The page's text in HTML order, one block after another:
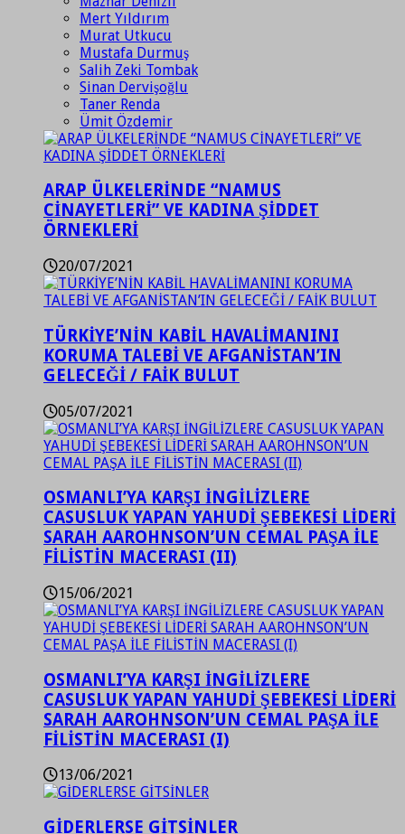
Mert Yıldırım
Murat Utkucu
Mustafa Durmuş
Salih Zeki Tombak
Sinan Dervişoğlu
Taner Renda
Ümit Özdemir
ARAP ÜLKELERİNDE “NAMUS
CİNAYETLERİ” VE KADINA ŞİDDET
ÖRNEKLERİ
20/07/2021
TÜRKİYE’NİN KABİL HAVALİMANINI
KORUMA TALEBİ VE AFGANİSTAN’IN
GELECEĞİ / FAİK BULUT
05/07/2021
OSMANLI’YA KARŞI İNGİLİZLERE
CASUSLUK YAPAN YAHUDİ ŞEBEKESİ LİDERİ
SARAH AAROHNSON’UN CEMAL PAŞA İLE
FİLİSTİN MACERASI (II)
15/06/2021
OSMANLI’YA KARŞI İNGİLİZLERE
CASUSLUK YAPAN YAHUDİ ŞEBEKESİ LİDERİ
SARAH AAROHNSON’UN CEMAL PAŞA İLE
FİLİSTİN MACERASI (I)
13/06/2021
GİDERLERSE GİTSİNLER